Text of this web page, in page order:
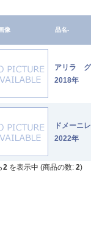
像 品名-
アリラ
2018年
ドメー
2022年
2 を表示中 (商品の数: 2)